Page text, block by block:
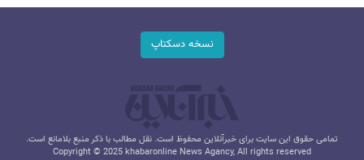
نسخه دسکتاپ
تمامی حقوق این سایت برای خبرآنلاین محفوظ است. نقل مطالب با ذکر منبع بلامانع است.
Copyright © 2025 khabaronline News Agancy, All rights reserved